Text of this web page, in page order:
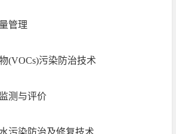
管理
污染防治技术
测与评价
染防治及修复技术